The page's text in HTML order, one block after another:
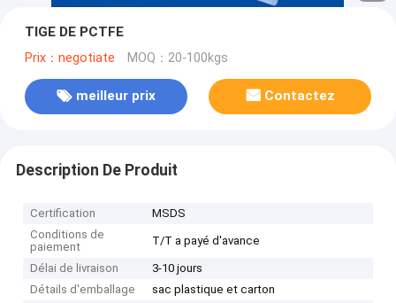
TIGE DE PCTFE
Prix：negotiate MOQ：20-100kgs
meilleur prix Contactez
Description De Produit
Certification
MSDS
Conditions de
paiement
T/T a payé d'avance
Délai de livraison
3-10 jours
Détails d'emballage
sac plastique et carton